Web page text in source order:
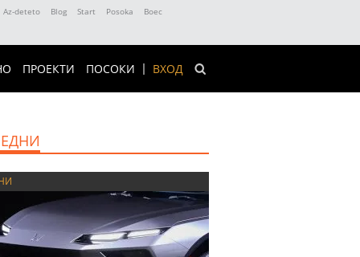
Az-deteto Blog Start Posoka
Boec
ВХОД
ПРОЕКТИ ПОСОКИ